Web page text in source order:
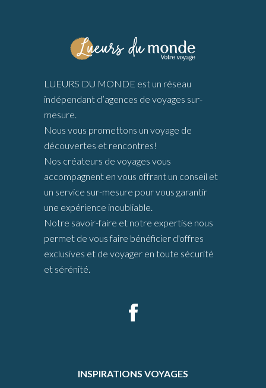
LUEURS DU MONDE est un réseau
indépendant d’agences de voyages sur-
mesure.
Nous vous promettons un voyage de
découvertes et rencontres!
Nos créateurs de voyages vous
accompagnent en vous offrant un conseil et
un service sur-mesure pour vous garantir
une expérience inoubliable.
Notre savoir-faire et notre expertise nous
permet de vous faire bénéficier d'offres
exclusives et de voyager en toute sécurité
et sérénité.
INSPIRATIONS VOYAGES